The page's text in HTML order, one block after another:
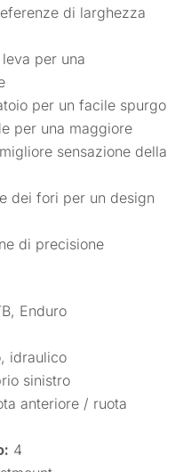
di larghezza
per una
per un facile spurgo
per una maggiore
sensazione della
dei fori per un design
di precisione
Enduro
idraulico
sinistro
anteriore / ruota
4